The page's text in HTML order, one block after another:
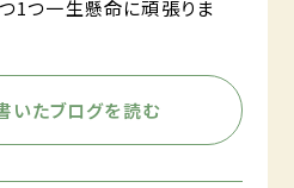
1つ一生懸命に頑張りま
いたブログを読む